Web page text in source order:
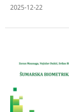
2025-12-22